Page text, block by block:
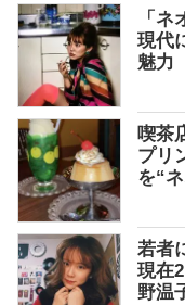
「
現代
魅力
喫茶
プリ
を“
若者
現在
野温